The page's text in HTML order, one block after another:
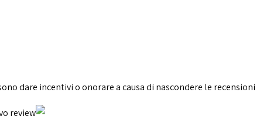
dare incentivi o onorare a causa di nascondere le recensioni.